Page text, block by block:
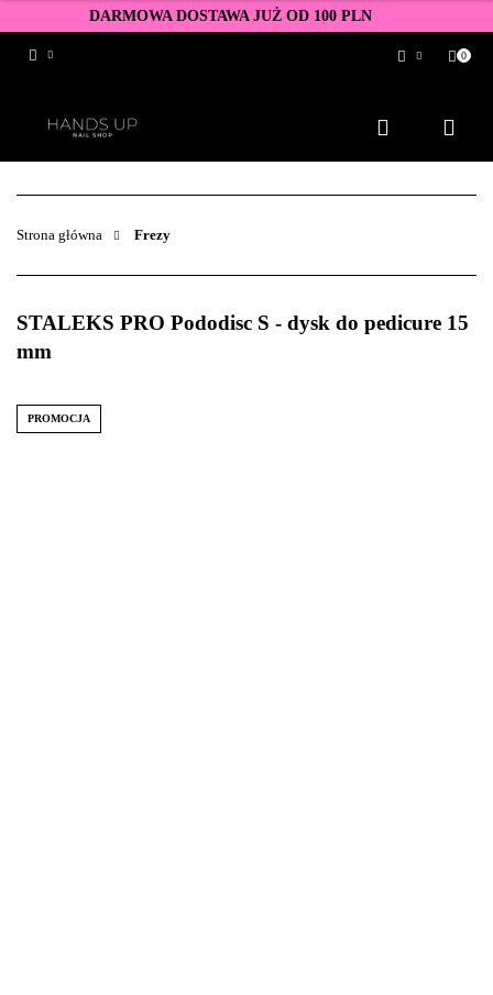
DARMOWA DOSTAWA JUŻ OD 100 PLN
Zarejestruj się
Dodaj zgłoszenie
Zgody cookies
0
Strona główna Frezy
STALEKS PRO Pododisc S - dysk do pedicure 15
mm
PROMOCJA